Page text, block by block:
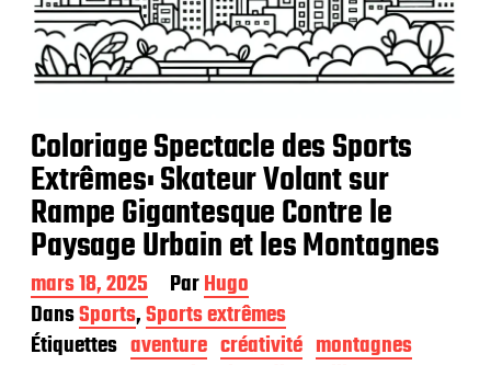
Coloriage Spectacle des Sports
Extrêmes: Skateur Volant sur
Rampe Gigantesque Contre le
Paysage Urbain et les Montagnes
D
a
t
e
mars 18, 2025 ParHugo
DansSports,Sports extrêmes
Étiquettes aventure créativité montagnes